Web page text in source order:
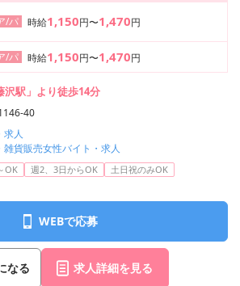
/パ 時給1,150円〜1,470円
/パ 時給1,150円〜1,470円
沢駅」より徒歩14分
40
求人
貨販売女性バイト・求人
OK 週2、3日からOK
土日祝のみOK
WEBで応募
なる 求人詳細を見る